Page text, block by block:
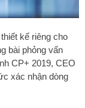
kế riêng cho
bài phỏng vấn
CP+ 2019, CEO
xác nhận dòng